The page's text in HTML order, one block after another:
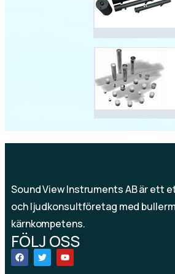
Sound View Instruments AB är ett
och ljudkonsultföretag med
kärnkompetens.
FÖLJ OSS